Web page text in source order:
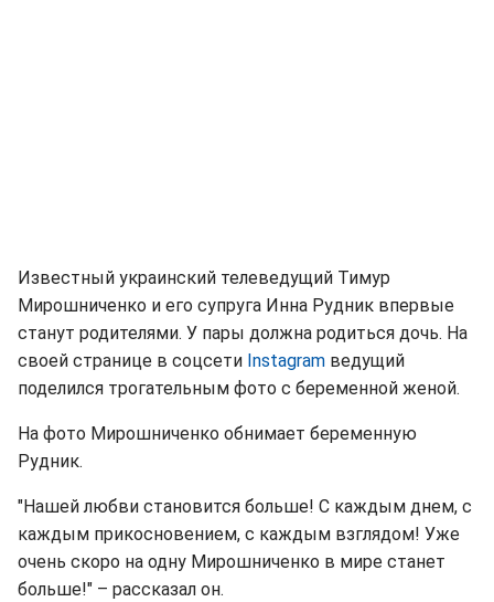
Известный украинский телеведущий Тимур
Мирошниченко и его супруга Инна Рудник впервые
станут родителями. У пары должна родиться дочь. На
своей странице в соцсети Instagram ведущий
поделился трогательным фото с беременной женой.
На фото Мирошниченко обнимает беременную
Рудник.
"Нашей любви становится больше! С каждым днем, с
каждым прикосновением, с каждым взглядом! Уже
очень скоро на одну Мирошниченко в мире станет
больше!" – рассказал он.